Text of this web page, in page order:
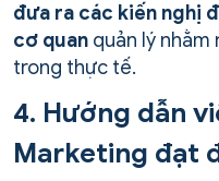
đưa ra các kiến nghị
cơ quan quản lý nhằm
trong thực tế.
4. Hướng dẫn
Marketing đạt